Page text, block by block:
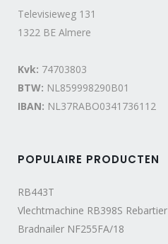
Televisieweg 131
1322 BE Almere
Kvk: 74703803
BTW: NL859998290B01
IBAN: NL37RABO0341736112
POPULAIRE PRODUCTEN
RB443T
Vlechtmachine RB398S Rebartier
Bradnailer NF255FA/18